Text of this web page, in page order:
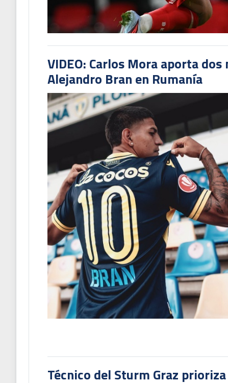
VIDEO: Carlos Mora aporta
Alejandro Bran en Rumanía
Técnico del Sturm Graz